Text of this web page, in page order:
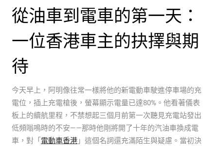
從油車到電車的第一天：
一位香港車主的抉擇與期
待
今天早上，阿明像往常一樣將他的新電動車駛進停車場的充
電位，插上充電槍後，螢幕顯示電量已達80%。他看著儀表
板上的續航里程，不禁想起三個月前第一次聽見充電站發出
低頻嗡鳴時的不安——那時他剛將開了十年的汽油車換成電
車，對「 電動車香港」這個名詞還充滿陌生與疑慮。當初決